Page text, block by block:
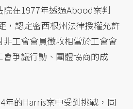
在1977年透過Abood案判
，認定密西根州法律授權允許
工會會員徵收相當於工會會
爭議行動、團體協商的成
年的Harris案中受到挑戰，同